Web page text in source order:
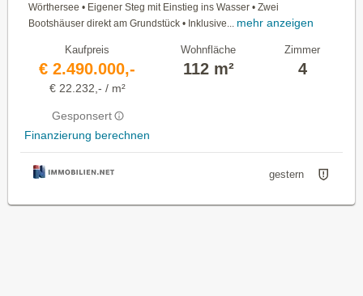
Wörthersee • Eigener Steg mit Einstieg ins Wasser • Zwei
Bootshäuser direkt am Grundstück • Inklusive...
mehr anzeigen
Kaufpreis
€ 2.490.000,-
€ 22.232,- / m²
Gesponsert
Finanzierung berechnen
Wohnfläche
112 m²
Zimmer
4
gestern